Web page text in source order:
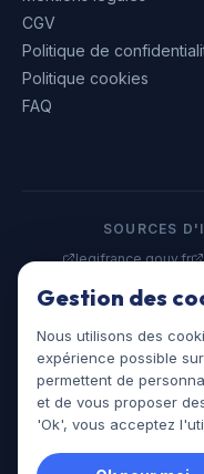
CGV
Politique de
Politique cookies
FAQ
SOURCES
legifrance.gouv.fr
©2026
Gestion des
Nous utilisons des
expérience possible
permettent de
et de vous proposer
'Ok', vous acceptez